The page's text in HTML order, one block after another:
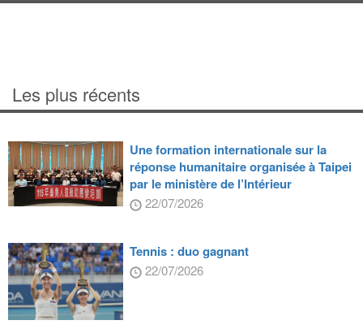
Les plus récents
Une formation internationale sur la
réponse humanitaire organisée à Taipei
par le ministère de l’Intérieur
22/07/2026
Tennis : duo gagnant
22/07/2026